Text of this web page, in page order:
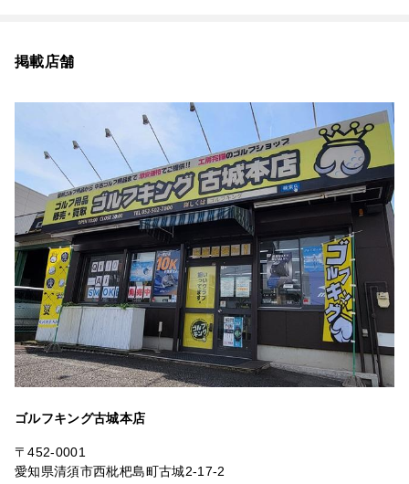
掲載店舗
ゴルフキング古城本店
〒452-0001
愛知県清須市西枇杷島町古城2-17-2